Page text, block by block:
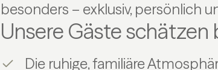
besonders – exklusiv, persönlich
Unsere Gäste schätzen
Die ruhige, familiäre